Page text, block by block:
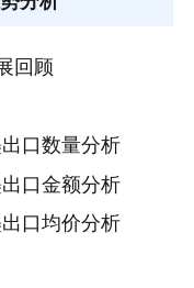
回顾
口数量分析
口金额分析
口均价分析